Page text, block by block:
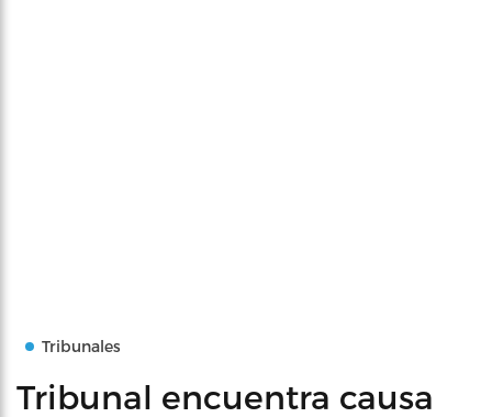
Tribunales
Tribunal encuentra causa